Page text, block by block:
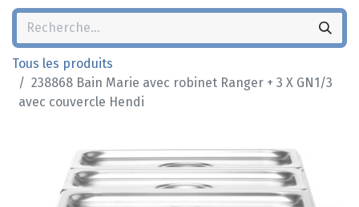
Tous les produits
238868 Bain Marie avec robinet Ranger + 3 X GN1/3
avec couvercle Hendi